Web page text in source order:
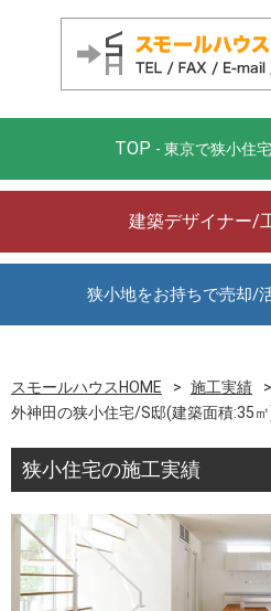
TOP - 東京で狭小住
建築デザイナー/
狭小地をお持ちで売却/
スモールハウスHOME
施工実績
外神田の狭小住宅/S邸(建築面積:35
狭小住宅の施工実績